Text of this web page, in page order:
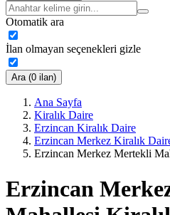
Otomatik ara
İlan olmayan seçenekleri gizle
Ara (0 ilan)
Ana Sayfa
Kiralık Daire
Erzincan Kiralık Daire
Erzincan Merkez Kiralık
Erzincan Merkez Mertekli
Erzincan